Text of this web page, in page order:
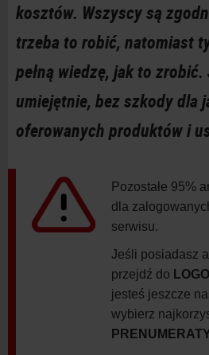
kosztów. Wszyscy są
trzeba to robić, natomiast
pełną wiedzę, jak to
umiejętnie, bez szkody dla
oferowanych produktów i
Pozostałe 95%
dla
serwisu.
Jeśli posiadasz
przejdź do
jesteś jeszcze
wybierz